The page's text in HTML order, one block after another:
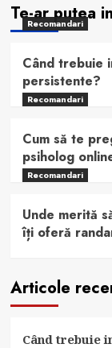
Te-ar putea
Recomandari
Când trebuie
persistente?
Recomandari
Cum să te
psiholog
Recomandari
Unde merită
îți oferă
Articole
Când trebuie